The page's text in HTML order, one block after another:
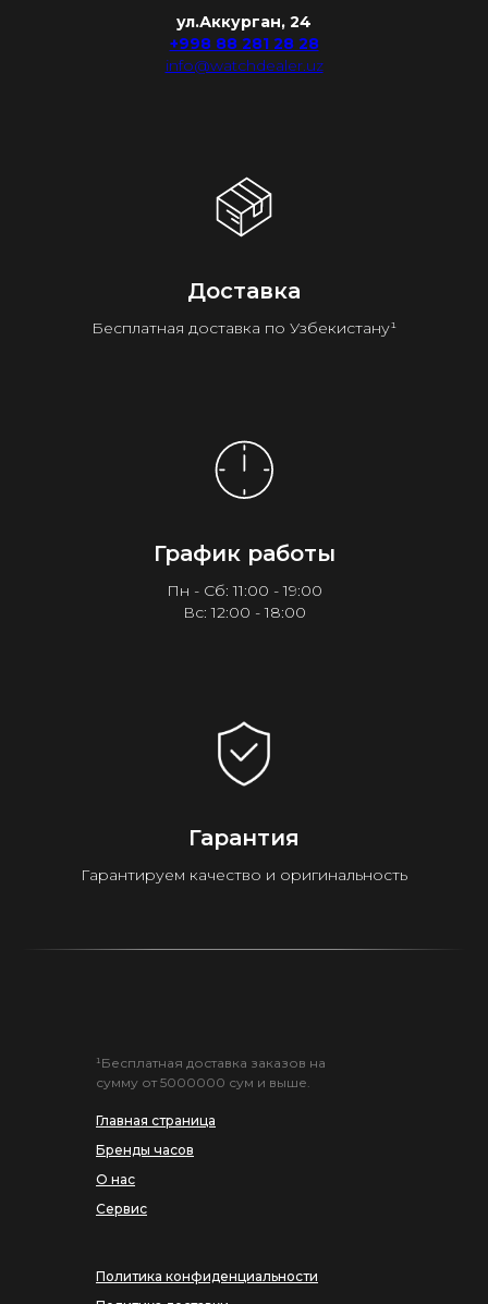
ул.Аккурган, 24
+998 88 281 28 28
info@watchdealer.uz
Доставка
Бесплатная доставка по Узбекистану¹
График работы
Пн - Сб: 11:00 - 19:00
Вс: 12:00 - 18:00
Гарантия
Гарантируем качество и оригинальность
Главная страница
Бренды часов
О нас
Сервис
¹Бесплатная доставка заказов на
сумму от 5000000 сум и выше.
Политика конфиденциальности